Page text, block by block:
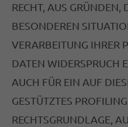
RECHT, AUS GRÜNDEN,
BESONDEREN
VERARBEITUNG IHRER
DATEN WIDERSPRUCH
AUCH FÜR EIN AUF
GESTÜTZTES
RECHTSGRUNDLAGE,